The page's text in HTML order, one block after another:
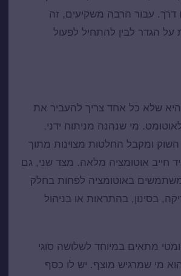
עבור הרבה משקיעים, זה
על הגדר לבין להתחיל לפעול
שלא כל אחד צריך להעביר את
מי שנהנה מניתוח ידני,
ומקבל החלטות מצוינות מתוך
חייב אוטומציה מלאה. מצד שני, גם
באוטומציה לפחות בחלק
בסינון, בהתראות או בניהול
מתאים במיוחד לשלושה סוגי
מי שמרגיש מוצף. יש לו כסף